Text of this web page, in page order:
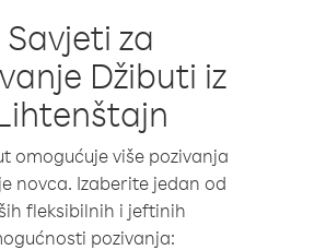
Savjeti za
Džibuti iz
omogućuje više pozivanja
novca. Izaberite jedan od
fleksibilnih i jeftinih
pozivanja: